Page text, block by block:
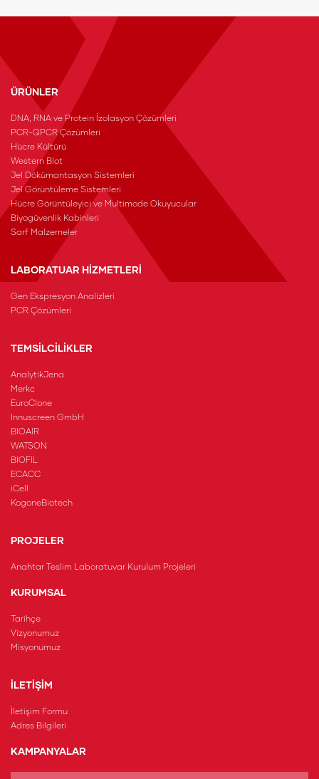
ÜRÜNLER
DNA, RNA ve Protein İzolasyon Çözümleri
PCR-QPCR Çözümleri
Hücre Kültürü
Western Blot
Jel Dökümantasyon Sistemleri
Jel Görüntüleme Sistemleri
Hücre Görüntüleyici ve Multimode Okuyucular
Biyogüvenlik Kabinleri
Sarf Malzemeler
LABORATUAR HİZMETLERİ
Gen Ekspresyon Analizleri
PCR Çözümleri
TEMSİLCİLİKLER
AnalytikJena
Merkc
EuroClone
Innuscreen GmbH
BIOAIR
WATSON
BIOFIL
ECACC
iCell
KogoneBiotech
PROJELER
Anahtar Teslim Laboratuvar Kurulum Projeleri
KURUMSAL
Tarihçe
Vizyonumuz
Misyonumuz
İLETİŞİM
İletişim Formu
Adres Bilgileri
KAMPANYALAR